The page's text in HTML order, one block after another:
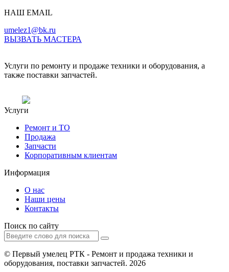
НАШ EMAIL
umelez1@bk.ru
ВЫЗВАТЬ МАСТЕРА
Услуги по ремонту и продаже техники и оборудования, а
также поставки запчастей.
Услуги
Ремонт и ТО
Продажа
Запчасти
Корпоративным клиентам
Информация
О нас
Наши цены
Контакты
Поиск по сайту
© Первый умелец РТК - Ремонт и продажа техники и
оборудования, поставки запчастей. 2026